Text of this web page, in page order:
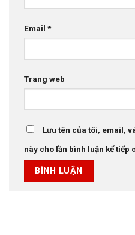
Email *
Trang web
Lưu tên của tôi, email,
này cho lần bình luận kế tiếp